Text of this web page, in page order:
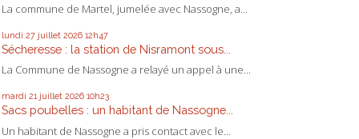
La commune de Martel, jumelée avec Nassogne, a...
lundi 27 juillet 2026 12h47
Sécheresse : la station de Nisramont sous...
La Commune de Nassogne a relayé un appel à une...
mardi 21 juillet 2026 10h23
Sacs poubelles : un habitant de Nassogne...
Un habitant de Nassogne a pris contact avec le...